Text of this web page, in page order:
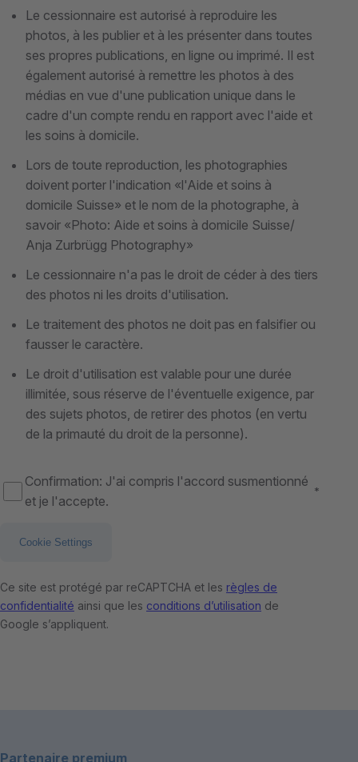
Le cessionnaire est autorisé à reproduire les
photos, à les publier et à les présenter dans toutes
ses propres publications, en ligne ou imprimé. Il est
également autorisé à remettre les photos à des
médias en vue d'une publication unique dans le
cadre d'un compte rendu en rapport avec l'aide et
les soins à domicile.
Lors de toute reproduction, les photographies
doivent porter l'indication «l'Aide et soins à
domicile Suisse» et le nom de la photographe, à
savoir «Photo: Aide et soins à domicile Suisse/
Anja Zurbrügg Photography»
Le cessionnaire n'a pas le droit de céder à des tiers
des photos ni les droits d'utilisation.
Le traitement des photos ne doit pas en falsifier ou
fausser le caractère.
Le droit d'utilisation est valable pour une durée
illimitée, sous réserve de l'éventuelle exigence, par
des sujets photos, de retirer des photos (en vertu
de la primauté du droit de la personne).
Confirmation: J'ai compris l'accord susmentionné
et je l'accepte.
*
Cookie Settings
Ce site est protégé par reCAPTCHA et les règles de
confidentialité ainsi que les conditions d’utilisation de
Google s’appliquent.
Partenaire premium